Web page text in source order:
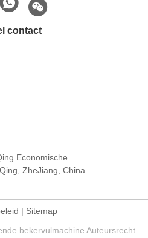
contact
Economische
ZheJiang, China
| Sitemap
bekervulmachine Auteursrecht